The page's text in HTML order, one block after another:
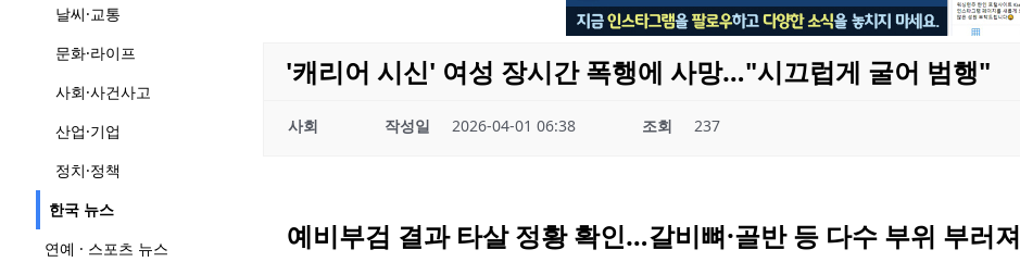
날씨·교통
문화·라이프
사회·사건사고
산업·기업
정치·정책
한국 뉴스
연예 · 스포츠 뉴스
'캐리어 시신' 여성 장시간 폭행에 사망…"시끄럽게 굴어 범행"
사회 작성일 2026-04-01 06:38 조회 237
예비부검 결과 타살 정황 확인…갈비뼈·골반 등 다수 부위 부러져